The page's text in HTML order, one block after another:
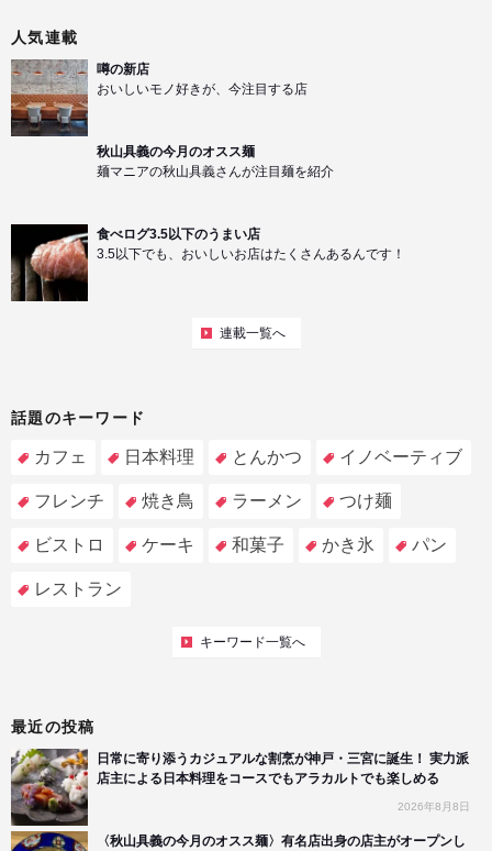
人気連載
噂の新店
おいしいモノ好きが、今注目する店
秋山具義の今月のオスス麺
麺マニアの秋山具義さんが注目麺を紹介
食べログ3.5以下のうまい店
3.5以下でも、おいしいお店はたくさんあるんです！
連載一覧へ
話題のキーワード
カフェ 日本料理 とんかつ イノベーティブ
フレンチ 焼き鳥 ラーメン つけ麺
ビストロ ケーキ 和菓子 かき氷 パン
レストラン
キーワード一覧へ
最近の投稿
日常に寄り添うカジュアルな割烹が神戸・三宮に誕生！ 実力派
店主による日本料理をコースでもアラカルトでも楽しめる
2026年8月8日
〈秋山具義の今月のオスス麺〉有名店出身の店主がオープンし